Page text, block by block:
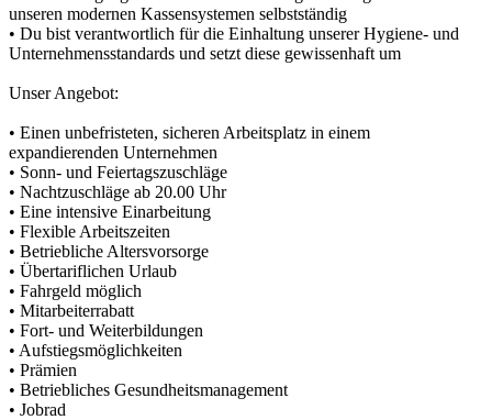
unseren modernen Kassensystemen selbstständig
• Du bist verantwortlich für die Einhaltung unserer Hygiene- und
Unternehmensstandards und setzt diese gewissenhaft um
Unser Angebot:
• Einen unbefristeten, sicheren Arbeitsplatz in einem
expandierenden Unternehmen
• Sonn- und Feiertagszuschläge
• Nachtzuschläge ab 20.00 Uhr
• Eine intensive Einarbeitung
• Flexible Arbeitszeiten
• Betriebliche Altersvorsorge
• Übertariflichen Urlaub
• Fahrgeld möglich
• Mitarbeiterrabatt
• Fort- und Weiterbildungen
• Aufstiegsmöglichkeiten
• Prämien
• Betriebliches Gesundheitsmanagement
• Jobrad